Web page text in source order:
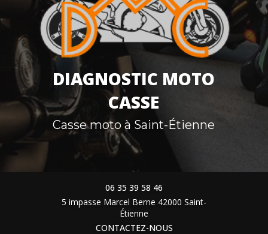
DIAGNOSTIC MOTO
CASSE
Casse moto à Saint-Étienne
06 35 39 58 46
5 impasse Marcel Berne 42000 Saint-
Étienne
CONTACTEZ-NOUS